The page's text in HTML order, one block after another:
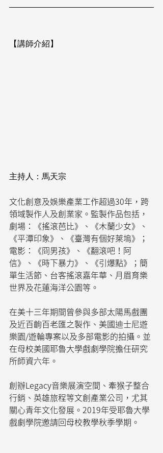
【講師介紹】
主持人：馬天宗
文化創意及娛樂產業工作超過30年，跨
領域製作人及創業家。監製作品包括，
劇場：《搖滾芭比》、《木蘭少女》、
《平潭印象》、《臺灣有個好萊塢》；
電影：《冏男孩》、《翻滾吧！阿
信》、《時下暴力》、《引爆點》；簡
單生活節、台客搖滾嘉年華、月眉育樂
世界及花蓮海洋公園等。
在美十三年期間曾參與多部太陽馬戲團
及近百齣百老匯之製作、美國迪士尼遊
樂園/遊輪專案以及多部電影的拍攝。並
在母校美國耶魯大學戲劇學院擔任研究
所師資六年。
創辦Legacy音樂展演空間、牽猴子整合
行銷、英雄旅程等文創產業公司，尤其
關心青年文化發展。2019年受耶魯大學
戲劇學院邀請回母校教學秋季學期。